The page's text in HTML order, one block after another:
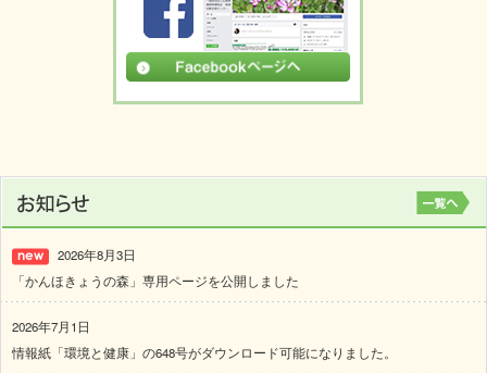
2026年8月3日
「かんほきょうの森」専用ページを公開しました
2026年7月1日
情報紙「環境と健康」の648号がダウンロード可能になりました。